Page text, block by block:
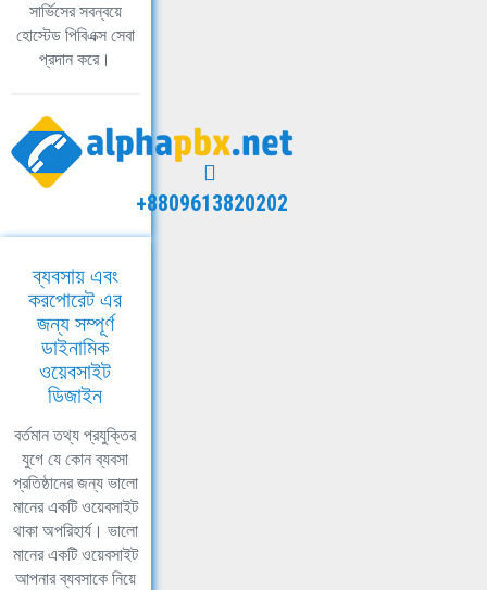
সার্ভিসের সবন্বয়ে
হোস্টেড পিবিএক্স সেবা
প্রদান করে।
+8809613820202
ব্যবসায় এবং
করপোরেট এর
জন্য সম্পূর্ণ
ডাইনামিক
ওয়েবসাইট
ডিজাইন
বর্তমান তথ্য প্রযুক্তির
যুগে যে কোন ব্যবসা
প্রতিষ্ঠানের জন্য ভালো
মানের একটি ওয়েবসাইট
থাকা অপরিহার্য। ভালো
মানের একটি ওয়েবসাইট
আপনার ব্যবসাকে নিয়ে